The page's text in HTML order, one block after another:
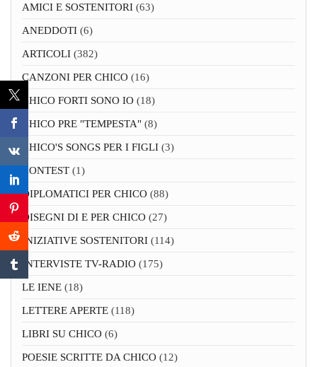
AMICI E SOSTENITORI (63)
ANEDDOTI (6)
ARTICOLI (382)
CANZONI PER CHICO (16)
CHICO FORTI SONO IO (18)
CHICO PRE "TEMPESTA" (8)
CHICO'S SONGS PER I FIGLI (3)
CONTEST (1)
DIPLOMATICI PER CHICO (88)
DISEGNI DI E PER CHICO (27)
INIZIATIVE SOSTENITORI (114)
INTERVISTE TV-RADIO (175)
LE IENE (18)
LETTERE APERTE (118)
LIBRI SU CHICO (6)
POESIE SCRITTE DA CHICO (12)